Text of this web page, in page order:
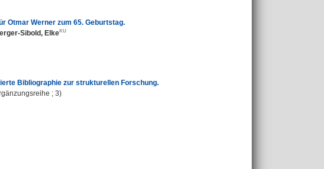
Otmar Werner zum 65. Geburtstag.
Sibold, Elke
Bibliographie zur strukturellen Forschung.
; 3)